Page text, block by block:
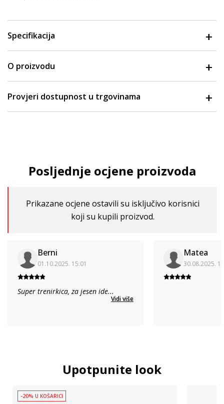
Specifikacija
O proizvodu
Provjeri dostupnost u trgovinama
Posljednje ocjene proizvoda
Prikazane ocjene ostavili su isključivo korisnici
koji su kupili proizvod.
Berni
01.10.2025. 15:01
Super trenirkica, za jesen ide...
Vidi više
Matea
30.08.2025.
Upotpunite look
-20% U KOŠARICI